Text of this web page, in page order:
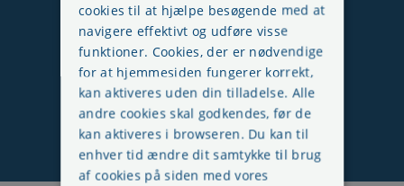
Skræddersyede kurser
cookies til at hjælpe besøgende med at
navigere effektivt og udføre visse
funktioner. Cookies, der er nødvendige
for at hjemmesiden fungerer korrekt,
kan aktiveres uden din tilladelse. Alle
andre cookies skal godkendes, før de
kan aktiveres i browseren. Du kan til
enhver tid ændre dit samtykke til brug
af cookies på siden med vores